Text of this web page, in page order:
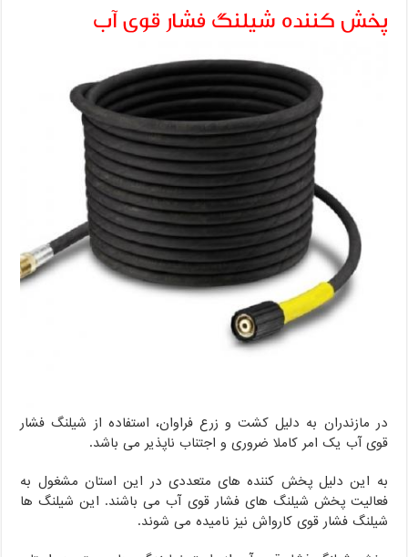
پخش کننده شیلنگ فشار قوی آب
در مازندران به دلیل کشت و زرع فراوان، استفاده از شیلنگ فشار
قوی آب یک امر کاملا ضروری و اجتناب ناپذیر می باشد.
به این دلیل پخش کننده های متعددی در این استان مشغول به
فعالیت پخش شیلنگ های فشار قوی آب می باشند. این شیلنگ ها
شیلنگ فشار قوی کارواش نیز نامیده می شوند.